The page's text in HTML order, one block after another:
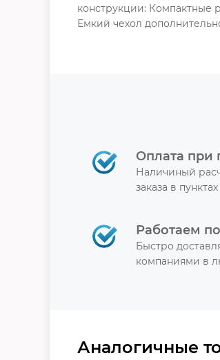
конструкции: Компактные
Емкий чехол
Оплата при
Наличиный
заказа в
Работаем
Быстро
компаниями в
Аналогичные